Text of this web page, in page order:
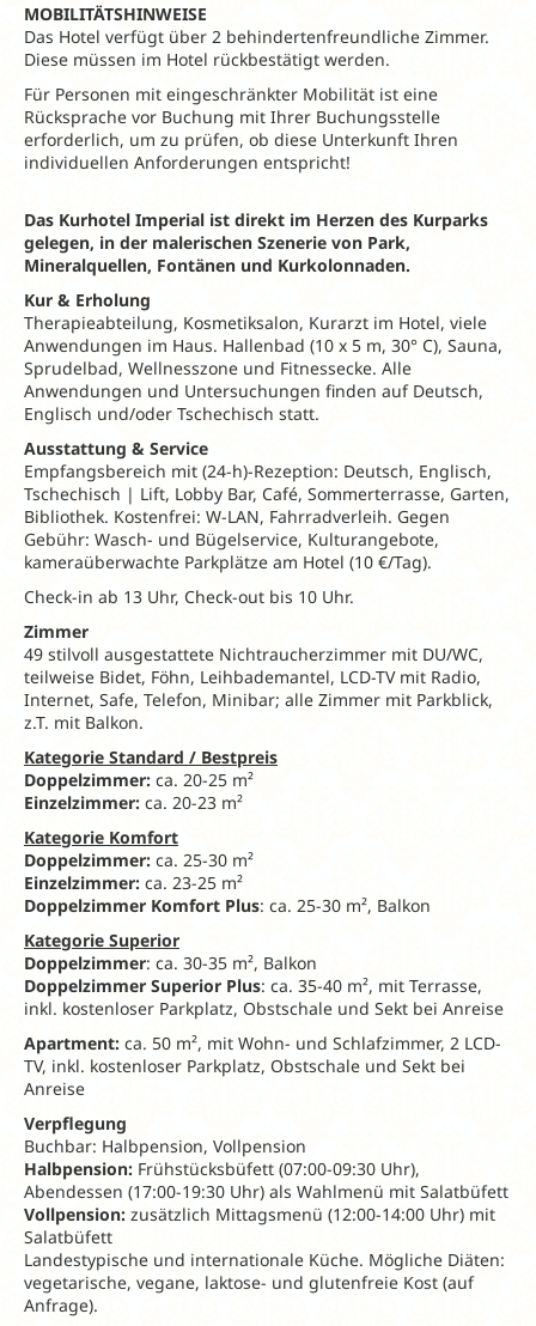
MOBILITÄTSHINWEISE
Das Hotel verfügt über 2 behindertenfreundliche Zimmer.
Diese müssen im Hotel rückbestätigt werden.
Für Personen mit eingeschränkter Mobilität ist eine
Rücksprache vor Buchung mit Ihrer Buchungsstelle
erforderlich, um zu prüfen, ob diese Unterkunft Ihren
individuellen Anforderungen entspricht!
Das Kurhotel Imperial ist direkt im Herzen des Kurparks
gelegen, in der malerischen Szenerie von Park,
Mineralquellen, Fontänen und Kurkolonnaden.
Kur & Erholung
Therapieabteilung, Kosmetiksalon, Kurarzt im Hotel, viele
Anwendungen im Haus. Hallenbad (10 x 5 m, 30° C), Sauna,
Sprudelbad, Wellnesszone und Fitnessecke. Alle
Anwendungen und Untersuchungen finden auf Deutsch,
Englisch und/oder Tschechisch statt.
Ausstattung & Service
Empfangsbereich mit (24-h)-Rezeption: Deutsch, Englisch,
Tschechisch | Lift, Lobby Bar, Café, Sommerterrasse, Garten,
Bibliothek. Kostenfrei: W-LAN, Fahrradverleih. Gegen
Gebühr: Wasch- und Bügelservice, Kulturangebote,
kameraüberwachte Parkplätze am Hotel (10 €/Tag).
Check-in ab 13 Uhr, Check-out bis 10 Uhr.
Zimmer
49 stilvoll ausgestattete Nichtraucherzimmer mit DU/WC,
teilweise Bidet, Föhn, Leihbademantel, LCD-TV mit Radio,
Internet, Safe, Telefon, Minibar; alle Zimmer mit Parkblick,
z.T. mit Balkon.
Kategorie Standard / Bestpreis
Doppelzimmer: ca. 20-25 m²
Einzelzimmer: ca. 20-23 m²
Kategorie Komfort
Doppelzimmer: ca. 25-30 m²
Einzelzimmer: ca. 23-25 m²
Doppelzimmer Komfort Plus: ca. 25-30 m², Balkon
Kategorie Superior
Doppelzimmer: ca. 30-35 m², Balkon
Doppelzimmer Superior Plus: ca. 35-40 m², mit Terrasse,
inkl. kostenloser Parkplatz, Obstschale und Sekt bei Anreise
Apartment: ca. 50 m², mit Wohn- und Schlafzimmer, 2 LCD-
TV, inkl. kostenloser Parkplatz, Obstschale und Sekt bei
Anreise
Verpflegung
Buchbar: Halbpension, Vollpension
Halbpension: Frühstücksbüfett (07:00-09:30 Uhr),
Abendessen (17:00-19:30 Uhr) als Wahlmenü mit Salatbüfett
Vollpension: zusätzlich Mittagsmenü (12:00-14:00 Uhr) mit
Salatbüfett
Landestypische und internationale Küche. Mögliche Diäten:
vegetarische, vegane, laktose- und glutenfreie Kost (auf
Anfrage).